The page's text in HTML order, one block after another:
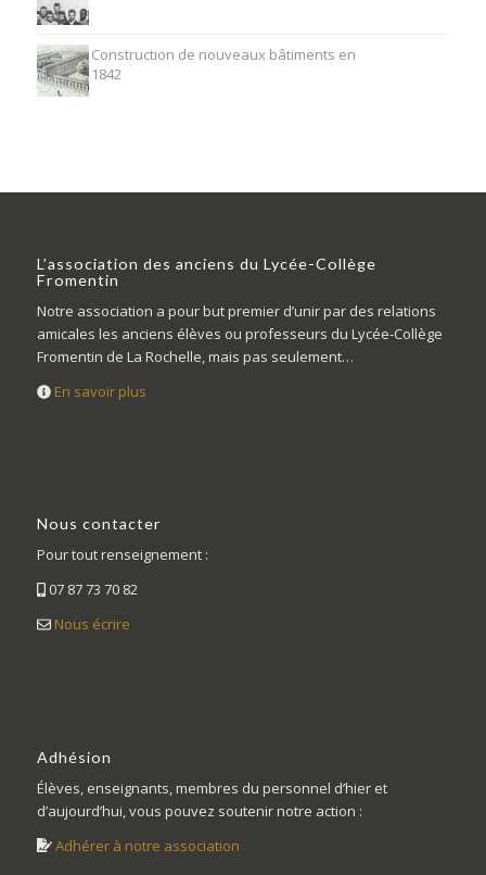
Construction de nouveaux bâtiments en
1842
L’association des anciens du Lycée-Collège
Fromentin
Notre association a pour but premier d’unir par des relations
amicales les anciens élèves ou professeurs du Lycée-Collège
Fromentin de La Rochelle, mais pas seulement…
En savoir plus
Nous contacter
Pour tout renseignement :
07 87 73 70 82
Nous écrire
Adhésion
Élèves, enseignants, membres du personnel d’hier et
d’aujourd’hui, vous pouvez soutenir notre action :
Adhérer à notre association